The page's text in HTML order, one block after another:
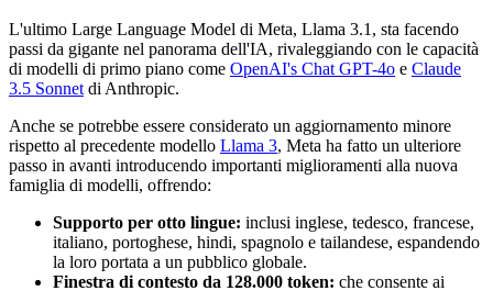
L'ultimo Large Language Model di Meta, Llama 3.1, sta facendo
passi da gigante nel panorama dell'IA, rivaleggiando con le capacità
di modelli di primo piano come OpenAI's Chat GPT-4o e Claude
3.5 Sonnet di Anthropic.
Anche se potrebbe essere considerato un aggiornamento minore
rispetto al precedente modello Llama 3, Meta ha fatto un ulteriore
passo in avanti introducendo importanti miglioramenti alla nuova
famiglia di modelli, offrendo:
Supporto per otto lingue: inclusi inglese, tedesco, francese,
italiano, portoghese, hindi, spagnolo e tailandese, espandendo
la loro portata a un pubblico globale.
Finestra di contesto da 128.000 token: che consente ai